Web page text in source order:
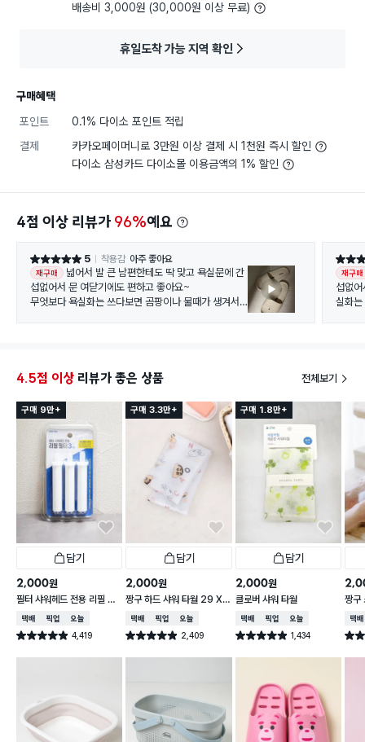
배송비 3,000원 (30,000원 이상 무료)
휴일도착 가능 지역 확인
구매혜택
포인트
0.1% 다이소 포인트 적립
결제
카카오페이머니로 3만원 이상 결제 시 1천원 즉시 할인
다이소 삼성카드 다이소몰 이용금액의 1% 할인
4점 이상 리뷰가 96%예요
별점 5점 5 착용감 아주 좋아요
재구매
넓어서 발 큰 남편한테도 딱 맞고 욕실문에 간
섭없어서 문 여닫기에도 편하고 좋아요~
무엇보다 욕실화는 쓰다보면 곰팡이나 물때가 생겨서
별점 5
재구매
섭없
실화는
4.5점 이상 리뷰가 좋은 상품 전체보기
구매 9만+
담기
2,000원
필터 샤워헤드 전용 리필 필
터 3개입
택배배송매장픽업오늘배송
별점 4.9점 4,419
건 작성
구매 3.3만+
담기
2,000원
짱구 하드 샤워 타월 29 X
95 cm
택배배송매장픽업오늘배송
별점 4.9점 2,409
건 작성
구매 1.8만+
담기
2,000원
클로버 샤워 타월
택배배송매장픽업오늘배송
별점 4.9점 1,434
건 작성
짱구
X
택배
별점